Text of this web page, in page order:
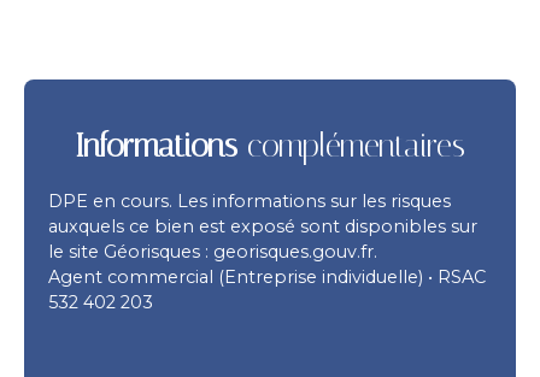
Informations complémentaires
DPE en cours. Les informations sur les risques
auxquels ce bien est exposé sont disponibles sur
le site Géorisques : georisques.gouv.fr.
Agent commercial (Entreprise individuelle) • RSAC
532 402 203